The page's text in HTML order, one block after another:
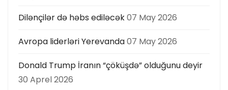
Dilənçilər də həbs ediləcək07 May 2026
Avropa liderləri Yerevanda07 May 2026
Donald Trump İranın “çöküşdə” olduğunu deyir
30 Aprel 2026